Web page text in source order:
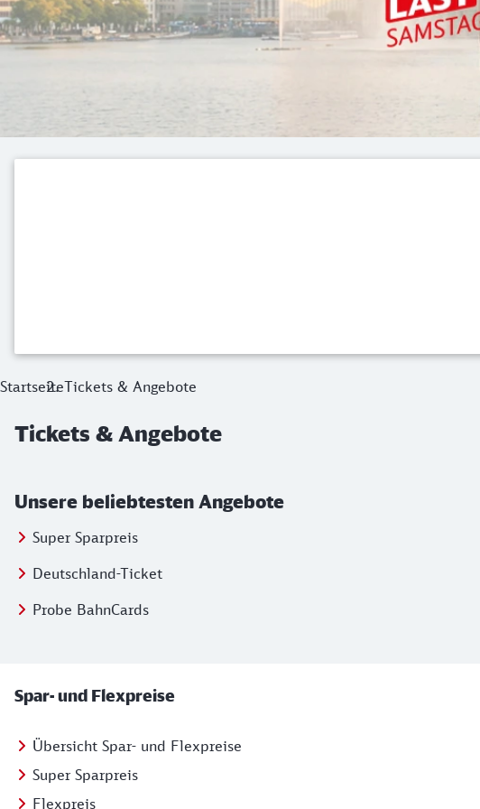
StartseiteTickets & Angebote
Tickets & Angebote
Unsere beliebtesten Angebote
Super Sparpreis
Deutschland-Ticket
Probe BahnCards
Unsere Angebote
Spar- und Flexpreise
Übersicht Spar- und Flexpreise
Super Sparpreis
Flexpreis